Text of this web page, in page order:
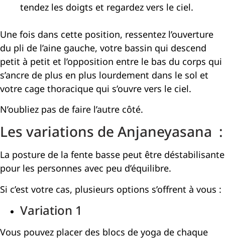
tendez les doigts et regardez vers le ciel.
Une fois dans cette position, ressentez l’ouverture
du pli de l’aine gauche, votre bassin qui descend
petit à petit et l’opposition entre le bas du corps qui
s’ancre de plus en plus lourdement dans le sol et
votre cage thoracique qui s’ouvre vers le ciel.
N’oubliez pas de faire l’autre côté.
Les variations de Anjaneyasana :
La posture de la fente basse peut être déstabilisante
pour les personnes avec peu d’équilibre.
Si c’est votre cas, plusieurs options s’offrent à vous :
Variation 1
Vous pouvez placer des blocs de yoga de chaque